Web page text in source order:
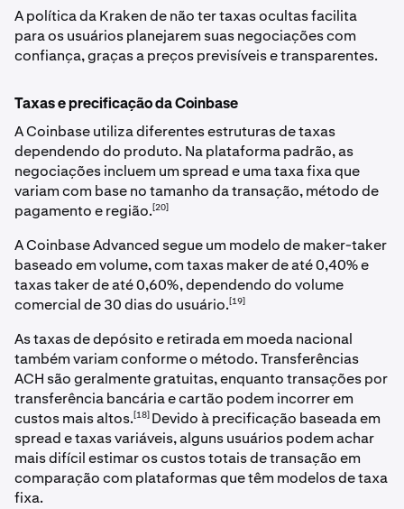
A política da Kraken de não ter taxas ocultas facilita
para os usuários planejarem suas negociações com
confiança, graças a preços previsíveis e transparentes.
Taxas e precificação da Coinbase
A Coinbase utiliza diferentes estruturas de taxas
dependendo do produto. Na plataforma padrão, as
negociações incluem um spread e uma taxa fixa que
variam com base no tamanho da transação, método de
pagamento e região.[20]
A Coinbase Advanced segue um modelo de maker-taker
baseado em volume, com taxas maker de até 0,40% e
taxas taker de até 0,60%, dependendo do volume
comercial de 30 dias do usuário.[19]
As taxas de depósito e retirada em moeda nacional
também variam conforme o método. Transferências
ACH são geralmente gratuitas, enquanto transações por
transferência bancária e cartão podem incorrer em
custos mais altos.[18] Devido à precificação baseada em
spread e taxas variáveis, alguns usuários podem achar
mais difícil estimar os custos totais de transação em
comparação com plataformas que têm modelos de taxa
fixa.